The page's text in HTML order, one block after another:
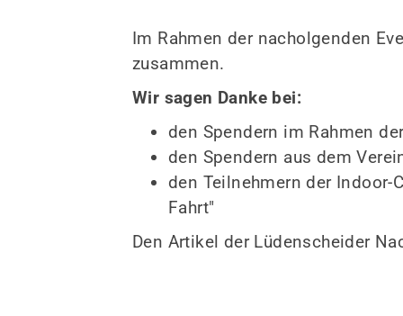
Im Rahmen der nacholgenden
zusammen.
Wir sagen Danke bei:
den Spendern im Rahmen
den Spendern aus dem
den Teilnehmern der Indoor-
Fahrt"
Den Artikel der Lüdenscheider